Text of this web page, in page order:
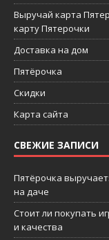
Выручай карта
карту Пятерочки
Доставка на дом
Пятёрочка
Скидки
Карта сайта
СВЕЖИЕ ЗАПИСИ
Пятёрочка
на даче
Стоит ли покупать
и качества